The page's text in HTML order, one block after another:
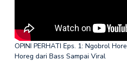
OPINI PERHATI Eps. 1: Ngobrol
Horeg dari Bass Sampai Viral